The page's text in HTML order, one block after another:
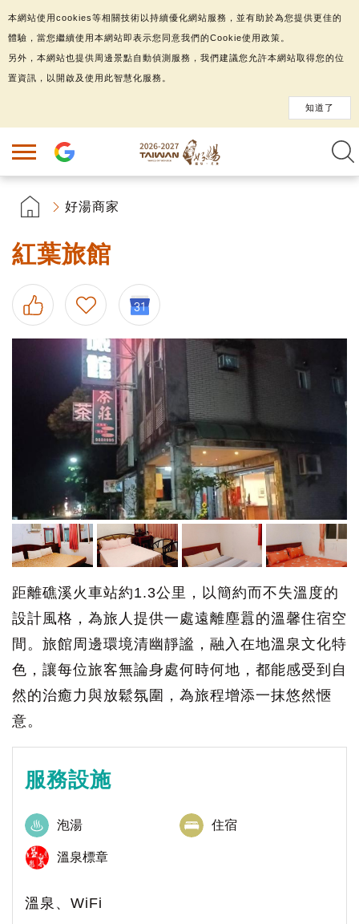
好湯商家
紅葉旅館
距離礁溪火車站約1.3公里，以簡約而不失溫度的
設計風格，為旅人提供一處遠離塵囂的溫馨住宿空
間。旅館周邊環境清幽靜謐，融入在地溫泉文化特
色，讓每位旅客無論身處何時何地，都能感受到自
然的治癒力與放鬆氛圍，為旅程增添一抹悠然愜
意。
服務設施
泡湯 住宿
溫泉標章
溫泉、WiFi
本網站使用cookies等相關技術以持續優化網站服務，並有助於為您提供更佳的
體驗，當您繼續使用本網站即表示您同意我們的Cookie使用政策。
另外，本網站也提供周邊景點自動偵測服務，我們建議您允許本網站取得您的位
置資訊，以開啟及使用此智慧化服務。
知道了